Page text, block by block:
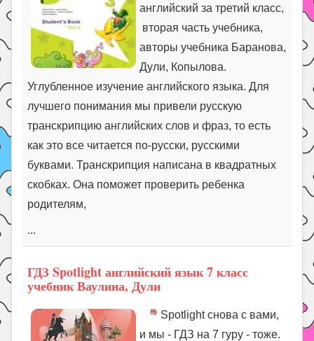
английский за третий класс,
вторая часть учебника,
авторы учебника Баранова,
Дули, Копылова.
Углубленное изучение английского языка. Для
лучшего понимания мы привели русскую
транскрипцию английских слов и фраз, то есть
как это все читается по-русски, русскими
буквами. Транскрипция написана в квадратных
скобках. Она поможет проверить ребенка
родителям,
...
ГДЗ Spotlight английский язык 7 класс
учебник Ваулина, Дули
Spotlight снова с вами,
и мы - ГДЗ на 7 гуру - тоже.